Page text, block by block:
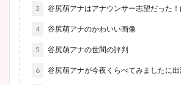
3 谷尻萌アナはアナウンサー志望だった！
4 谷尻萌アナのかわいい画像
5 谷尻萌アナの世間の評判
6 谷尻萌アナが今夜くらべてみましたに出